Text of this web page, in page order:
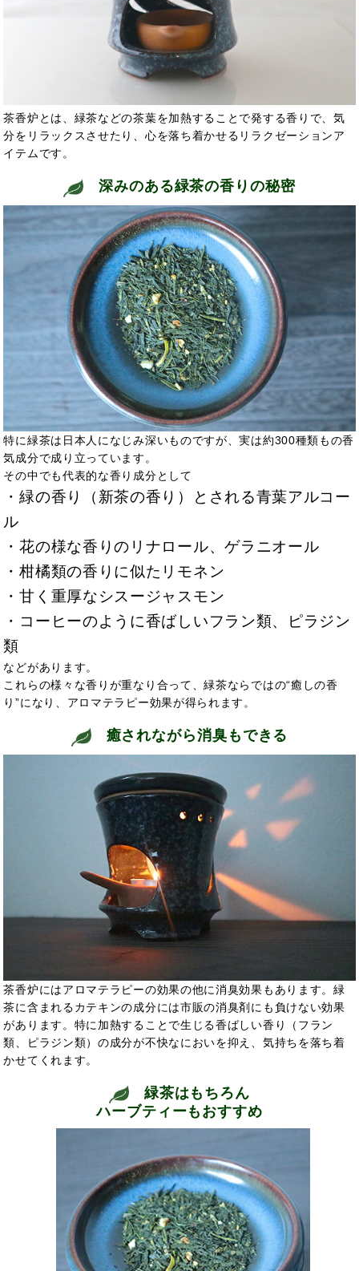
茶香炉とは、緑茶などの茶葉を加熱することで発する香りで、気
分をリラックスさせたり、心を落ち着かせるリラクゼーションア
イテムです。
深みのある緑茶の香りの秘密
特に緑茶は日本人になじみ深いものですが、実は約300種類もの香
気成分で成り立っています。
その中でも代表的な香り成分として
・緑の香り（新茶の香り）とされる青葉アルコー
ル
・花の様な香りのリナロール、ゲラニオール
・柑橘類の香りに似たリモネン
・甘く重厚なシスージャスモン
・コーヒーのように香ばしいフラン類、ピラジン
類
などがあります。
これらの様々な香りが重なり合って、緑茶ならではの“癒しの香
り”になり、アロマテラピー効果が得られます。
癒されながら消臭もできる
茶香炉にはアロマテラピーの効果の他に消臭効果もあります。緑
茶に含まれるカテキンの成分には市販の消臭剤にも負けない効果
があります。特に加熱することで生じる香ばしい香り（フラン
類、ピラジン類）の成分が不快なにおいを抑え、気持ちを落ち着
かせてくれます。
緑茶はもちろん
ハーブティーもおすすめ